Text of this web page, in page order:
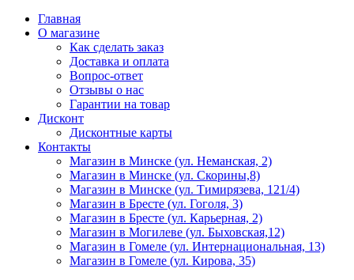
Главная
О магазине
Как сделать заказ
Доставка и оплата
Вопрос-ответ
Отзывы о нас
Гарантии на товар
Дисконт
Дисконтные карты
Контакты
Магазин в Минске (ул. Неманская, 2)
Магазин в Минске (ул. Скорины,8)
Магазин в Минске (ул. Тимирязева, 121/4)
Магазин в Бресте (ул. Гоголя, 3)
Магазин в Бресте (ул. Карьерная, 2)
Магазин в Могилеве (ул. Быховская,12)
Магазин в Гомеле (ул. Интернациональная, 13)
Магазин в Гомеле (ул. Кирова, 35)